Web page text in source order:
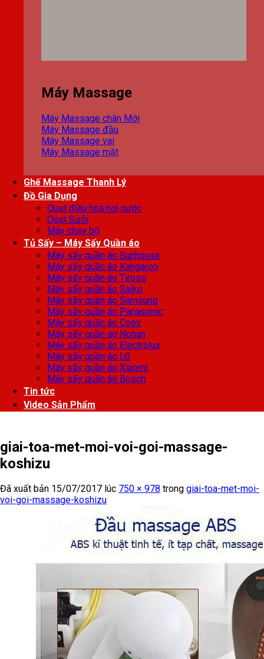
Máy Massage
Máy Massage chân
Máy Massage đầu
Máy Massage vai
Máy Massage mặt
Ghế Massage Thanh Lý
Đồ Gia Dụng
Quạt điều hòa hơi nước
Quạt Sưởi
Máy chạy bộ
Tủ Sấy – Máy Sấy Quần áo
Máy sấy quần áo Sunhouse
Máy sấy quần áo Kangaroo
Máy sấy quần áo Tiross
Máy sấy quần áo Saiko
Máy sấy quần áo Samsung
Máy sấy quần áo Panasonic
Máy sấy quần áo Coex
Máy sấy quần áo Nonan
Máy sấy quần áo Electrolux
Máy sấy quần áo LG
Máy sấy quần áo Xiaomi
Máy sấy quần áo Bosch
Tin tức
Video Sản Phẩm
giai-toa-met-moi-voi-goi-massage-
koshizu
Đã xuất bản 15/07/2017 lúc 750 × 978 trong giai-toa-met-moi-
voi-goi-massage-koshizu